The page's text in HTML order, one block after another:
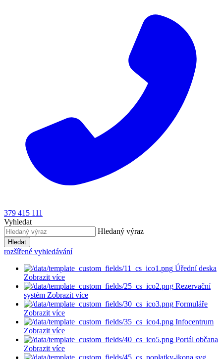
379 415 111
Vyhledat
Hledaný výraz
Hledat
rozšířené vyhledávání
Úřední deska
Zobrazit více
Rezervační
systém Zobrazit více
Formuláře
Zobrazit více
Infocentrum
Zobrazit více
Portál občana
Zobrazit více